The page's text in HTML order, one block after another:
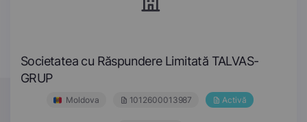
Societatea cu Răspundere Limitată TALVAS-
GRUP
Moldova 1012600013987 Activă